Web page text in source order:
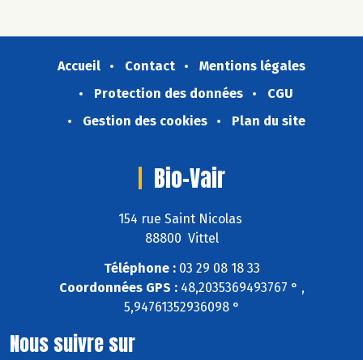
Accueil Contact
Mentions légales
Protection des données
CGU
Gestion des cookies
Plan du site
Bio-Vair
154 rue Saint Nicolas
88800 Vittel
Téléphone :03 29 08 18 33
Coordonnées GPS :48,2035369493767 ° ,
5,94761352936098 °
Nous suivre sur